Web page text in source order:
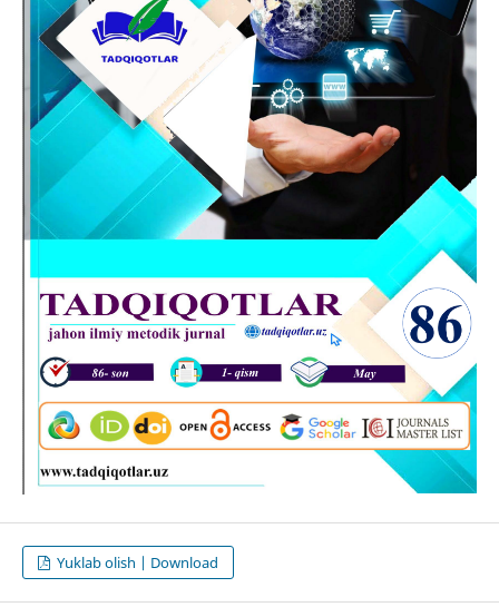
Yuklab olish | Download